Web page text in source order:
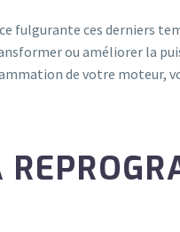
fulgurante ces derniers
ou améliorer la
de votre moteur,